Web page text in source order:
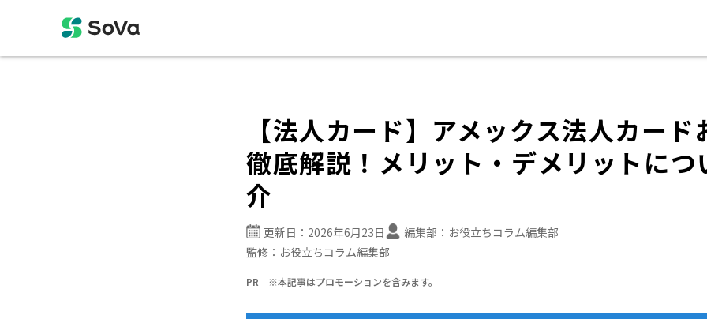
【法人カード】アメックス法人カード
徹底解説！メリット・デメリットにつ
介
更新日： 2026年6月23日 編集部： お役立ちコラム編集部
監修： お役立ちコラム編集部
PR ※本記事はプロモーションを含みます。